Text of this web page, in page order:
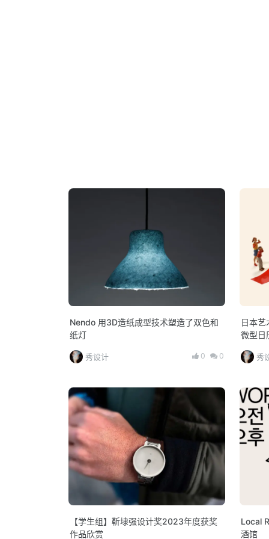
Nendo 用3D造纸成型技术塑造了双色和
纸灯
秀设计 0 0
日本
微型日
秀
【学生组】靳埭强设计奖2023年度获奖
作品欣赏
Local
酒馆